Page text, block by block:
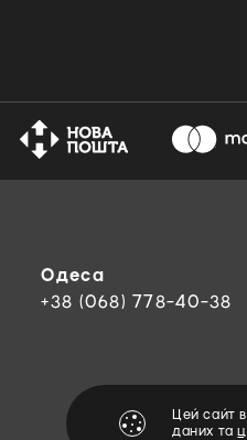
Одеса
+38 (068) 778-40-38
Цей сайт
даних та